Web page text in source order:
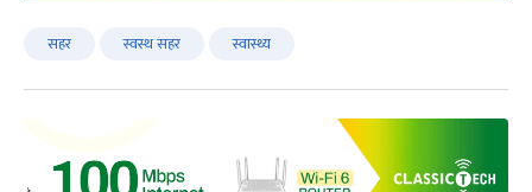
सहर स्वस्थ सहर स्वास्थ्य